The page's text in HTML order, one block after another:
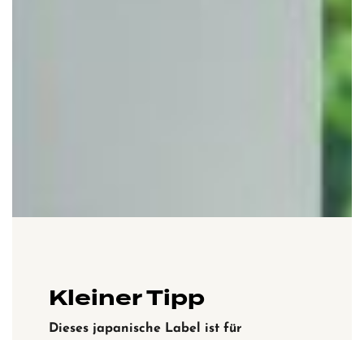
Kleiner Tipp
Dieses japanische Label ist für